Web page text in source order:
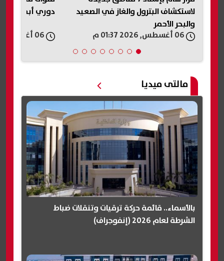
لاستكشاف البترول والغاز في الصعيد
والبحر الأحمر
دوري أبطال
مالتى ميديا
بالأسماء.. قائمة حركة ترقيات وتنقلات ضباط
الشرطة لعام 2026 (إنفوجراف)